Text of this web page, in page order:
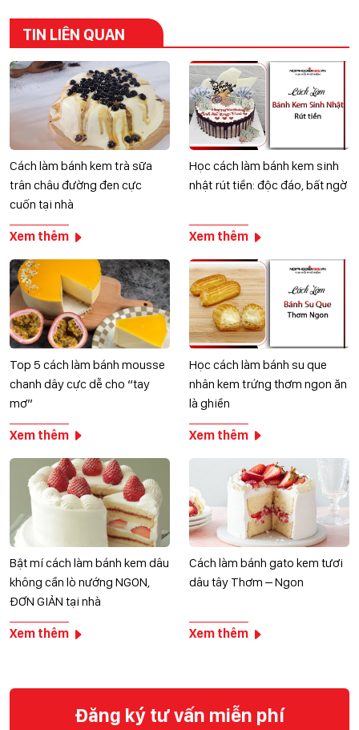
TIN LIÊN QUAN
Cách làm bánh kem trà sữa
trân châu đường đen cực
cuốn tại nhà
Xem thêm
Học cách làm bánh kem sinh
nhật rút tiền: độc đáo, bất ngờ
Xem thêm
Top 5 cách làm bánh mousse
chanh dây cực dễ cho “tay
mơ”
Xem thêm
Học cách làm bánh su que
nhân kem trứng thơm ngon ăn
là ghiền
Xem thêm
Bật mí cách làm bánh kem dâu
không cần lò nướng NGON,
ĐƠN GIẢN tại nhà
Xem thêm
Cách làm bánh gato kem tươi
dâu tây Thơm – Ngon
Xem thêm
Đăng ký tư vấn miễn phí